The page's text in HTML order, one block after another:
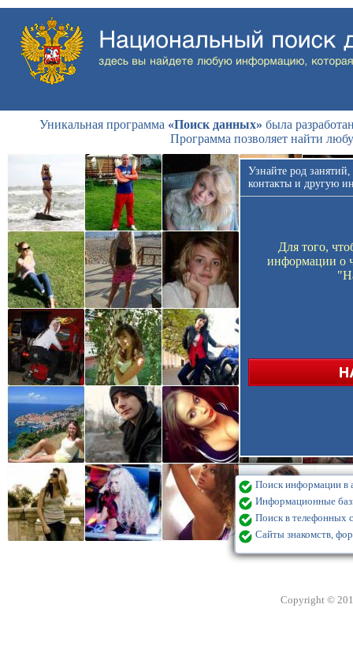
Уникальная программа «Поиск данных» была
Программа позволяет найти
Узнайте род
контакты и другую
Для того,
информации о
Поиск информации в
Информационные
Поиск в телефонных
Сайты знакомств,
Copyright ©